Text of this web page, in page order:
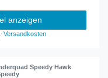
anzeigen
Versandkosten
Speedy Hawk